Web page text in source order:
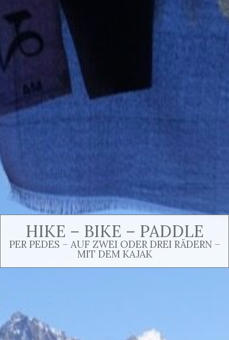
HIKE – BIKE – PADDLE
PER PEDES – AUF ZWEI ODER DREI RÄDERN –
MIT DEM KAJAK